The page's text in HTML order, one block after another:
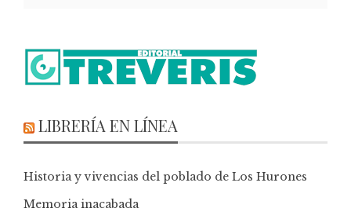
LIBRERÍA EN LÍNEA
Historia y vivencias del poblado de Los Hurones
Memoria inacabada